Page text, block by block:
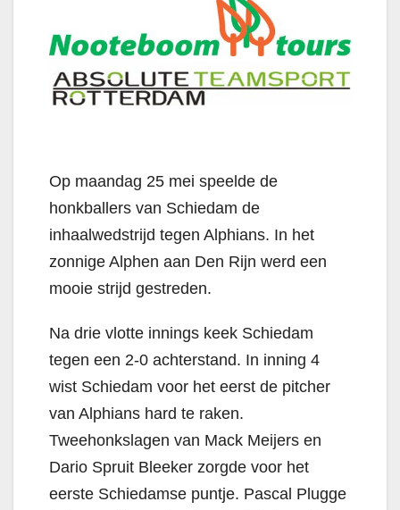
Op maandag 25 mei speelde de
honkballers van Schiedam de
inhaalwedstrijd tegen Alphians. In het
zonnige Alphen aan Den Rijn werd een
mooie strijd gestreden.
Na drie vlotte innings keek Schiedam
tegen een 2-0 achterstand. In inning 4
wist Schiedam voor het eerst de pitcher
van Alphians hard te raken.
Tweehonkslagen van Mack Meijers en
Dario Spruit Bleeker zorgde voor het
eerste Schiedamse puntje. Pascal Plugge